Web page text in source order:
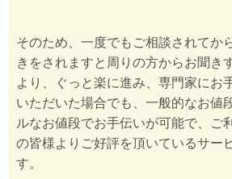
そのため、一度でもご相談されてか
きをされますと周りの方からお聞き
より、ぐっと楽に進み、専門家にお
いただいた場合でも、一般的なお値
ルなお値段でお手伝いが可能で、ご
の皆様よりご好評を頂いているサー
す。